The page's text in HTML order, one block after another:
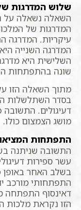
שלוש המדרגות
השאלה נשאלה על
המדרגות של
עיקריות. המדרגה
המדרגה השנייה
השלישית היא
שונה בהתפתחות
מתוך השאלה הזו
בסדר השתלשלות
דעיגולים.
מושג הצמצום כולו.
התפתחות
התשובה שניתנה
עשר ספירות
בשלב האחר
התפתחותי מורכב
דאינסוף התפתחה
הזו נקראת מלכות